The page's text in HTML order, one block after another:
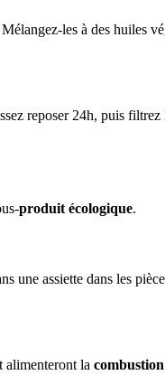
les à des huiles
reposer 24h, puis
produit écologique.
une assiette dans les
alimenteront la